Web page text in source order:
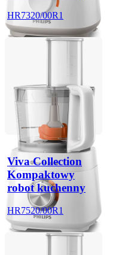
HR7320/00R1
Viva Collection
Kompaktowy
robot kuchenny
HR7520/00R1